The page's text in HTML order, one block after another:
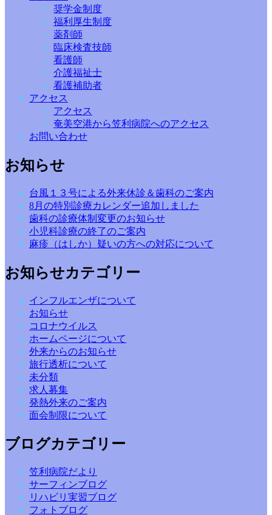
奨学金制度
福利厚生制度
薬剤師
臨床検査技師
看護師
介護福祉士
看護補助者
アクセス
アクセス
奄美空港から笠利病院へのアクセス
お問い合わせ
お知らせ
台風１３号による外来休診＆歯科のご案内
8月の特別診療カレンダー追加しました
歯科の診療体制変更のお知らせ
小児科診療の終了のご案内
麻疹（はしか）疑いの方への対応について
お知らせカテゴリー
インフルエンザについて
お知らせ
コロナウイルス
ホームページについて
外来からのお知らせ
旅行透析について
未分類
求人募集
発熱外来のご案内
面会制限について
ブログカテゴリー
笠利病院だより
サーフィンブログ
リハビリ実習ブログ
フォトブログ